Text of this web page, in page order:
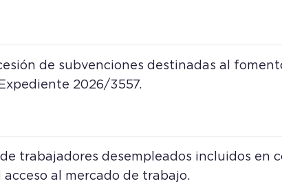
de subvenciones destinadas al
2026/3557.
trabajadores desempleados incluidos en
al mercado de trabajo.